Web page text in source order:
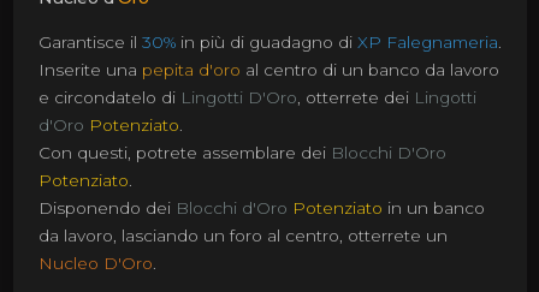
Garantisce il 30%in più di guadagno di XP Falegnameria
Inserite una pepita d'oro al centro di un banco da lavoro
e circondatelo di Lingotti D'Oro , otterrete dei Lingotti
d'Oro Potenziato
Con questi, potrete assemblare dei Blocchi D'Oro
Potenziato
Disponendo dei Blocchi d'Oro Potenziato in un banco
da lavoro, lasciando un foro al centro, otterrete un
Nucleo D'Oro